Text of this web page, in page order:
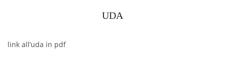
UDA
link all’uda in pdf